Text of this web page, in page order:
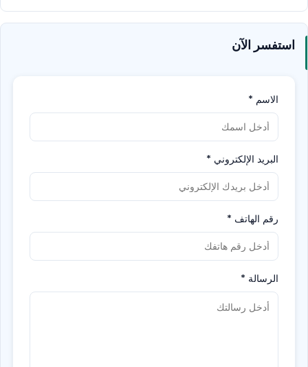
استفسر الآن
الاسم *
البريد الإلكتروني *
رقم الهاتف *
الرسالة *